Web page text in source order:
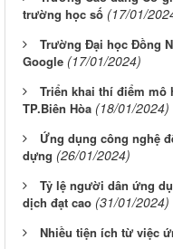
trường học số (17/01/
Trường Đại học Đồng
Google (17/01/2024)
Triển khai thí điểm mô
TP.Biên Hòa (18/01/2024)
Ứng dụng công nghệ
dựng (26/01/2024)
Tỷ lệ người dân ứng
dịch đạt cao (31/01/2024)
Nhiều tiện ích từ việc